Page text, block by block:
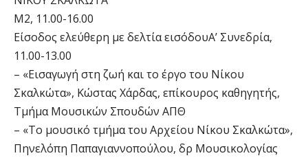
Μ2, 11.00-16.00
Είσοδος ελεύθερη με δελτία εισόδουΑ’ Συνεδρία,
11.00-13.00
– «Εισαγωγή στη ζωή και το έργο του Νίκου
Σκαλκώτα», Κώστας Χάρδας, επίκουρος καθηγητής,
Τμήμα Μουσικών Σπουδών ΑΠΘ
– «Tο μουσικό τμήμα του Αρχείου Νίκου Σκαλκώτα»,
Πηνελόπη Παπαγιαννοπούλου, δρ Μουσικολογίας